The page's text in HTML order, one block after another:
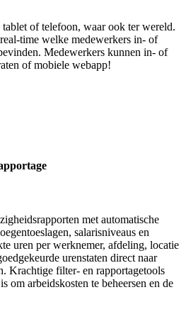
of telefoon, waar ook ter wereld.
time welke medewerkers in- of
Medewerkers kunnen in- of
of mobiele webapp!
met automatische
salarisniveaus en
uren per werknemer, afdeling, locatie
urenstaten direct naar
Krachtige filter- en rapportagetools
om arbeidskosten te beheersen en de